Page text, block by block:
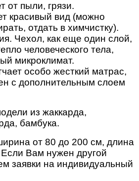
от пыли, грязи.
красивый вид (можно
отдать в химчистку).
Чехол, как еще один слой,
человеческого тела,
микроклимат.
особо жесткий матрас,
с дополнительным слоем
из жаккарда,
бамбука.
от 80 до 200 см, длина
Вам нужен другой
заявки на индивидуальный